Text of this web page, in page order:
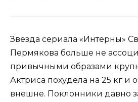
Звезда сериала «Интерны»
Пермякова больше не
привычными образами
Актриса похудела на 25 кг и
внешне. Поклонники давно